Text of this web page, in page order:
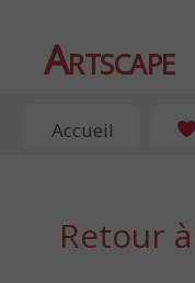
Artscape
EXPOSITIONS,
Accueil
Retour